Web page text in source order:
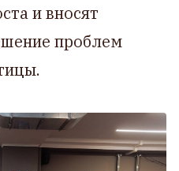
и вносят
проблем